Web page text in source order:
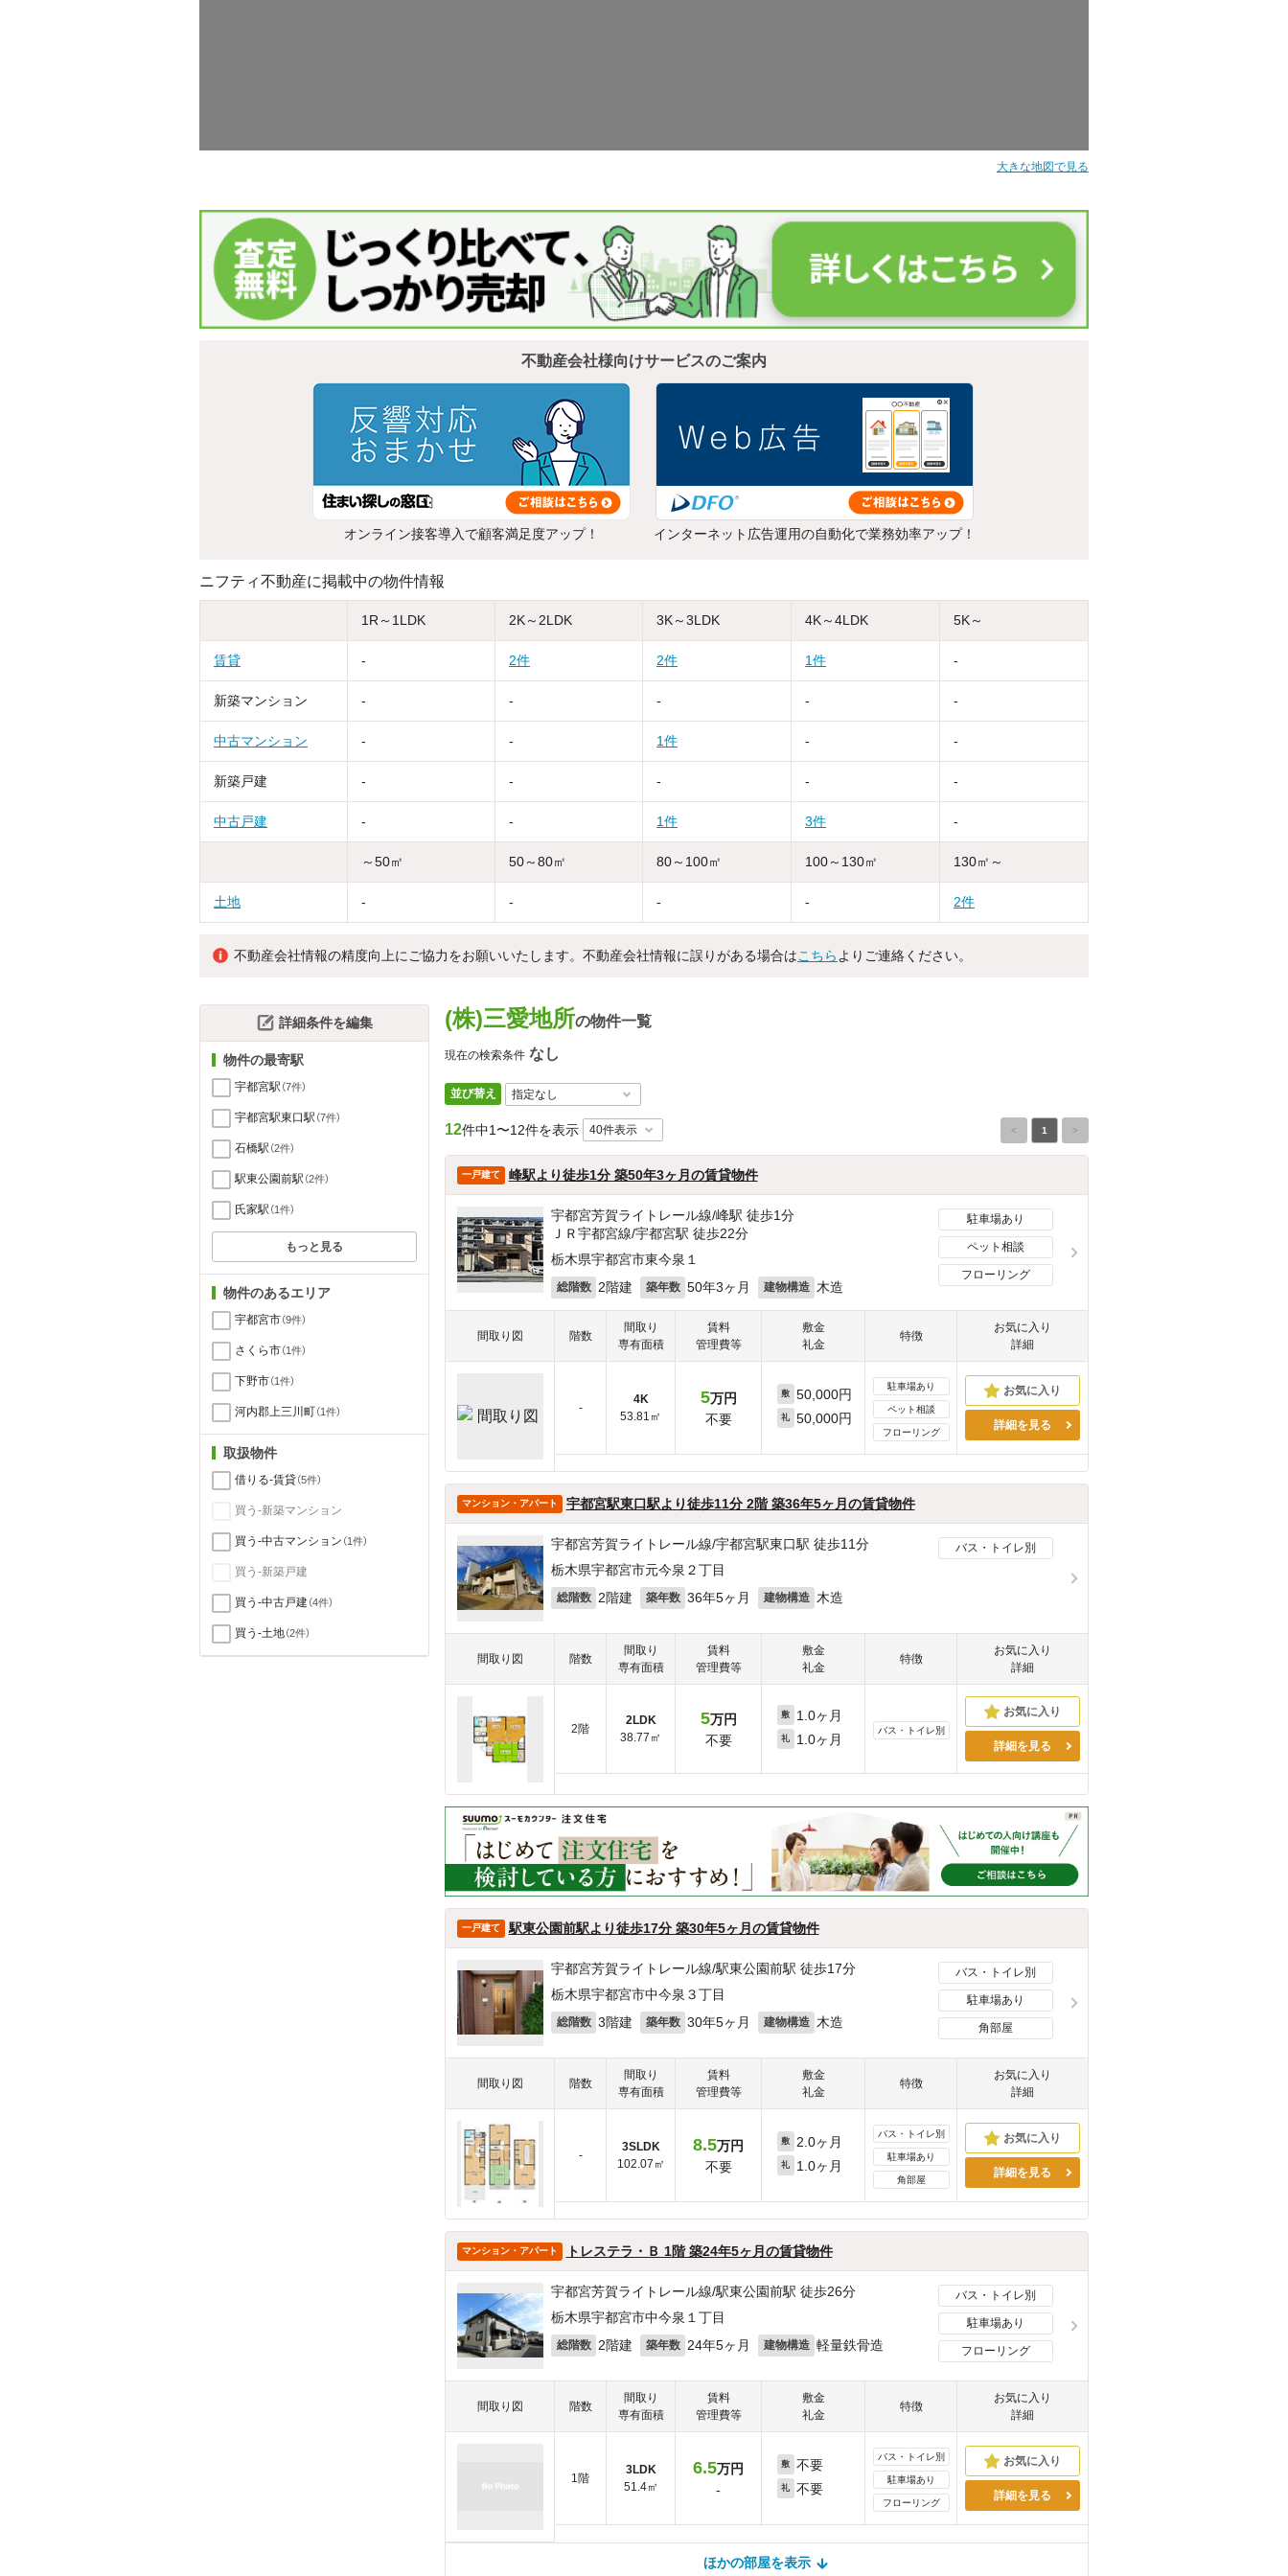
大きな地図で見る
不動産会社様向けサービスのご案内
オンライン接客導入で顧客満足度アップ！ インターネット広告運用の自動化で業務効率アップ！
ニフティ不動産に掲載中の物件情報
1R～1LDK 2K～2LDK 3K～3LDK 4K～4LDK 5K～
賃貸 - 2件 2件 1件 -
新築マンション - - - - -
中古マンション - - 1件 - -
新築戸建 - - - - -
中古戸建 - - 1件 3件 -
～50㎡ 50～80㎡ 80～100㎡ 100～130㎡ 130㎡～
土地 - - - - 2件
不動産会社情報の精度向上にご協力をお願いいたします。不動産会社情報に誤りがある場合はこちら よりご連絡ください。
(株)三愛地所の物件一覧
現在の検索条件 なし
並び替え
12件中1〜12件を表示 < 1 >
一戸建て 峰駅より徒歩1分 築50年3ヶ月の賃貸物件
宇都宮芳賀ライトレール線/峰駅 徒歩1分
ＪＲ宇都宮線/宇都宮駅 徒歩22分
栃木県宇都宮市東今泉１
総階数 2階建 築年数 50年3ヶ月 建物構造 木造
駐車場あり
ペット相談
フローリング
間取り図 階数
間取り
専有面積
賃料
管理費等
敷金
礼金
特徴
お気に入り
詳細
-
4K
53.81㎡
5万円
不要
敷 50,000円
礼 50,000円
駐車場あり
ペット相談
フローリング
詳細を見る
マンション・アパート 宇都宮駅東口駅より徒歩11分 2階 築36年5ヶ月の賃貸物件
宇都宮芳賀ライトレール線/宇都宮駅東口駅 徒歩11分
栃木県宇都宮市元今泉２丁目
総階数 2階建 築年数 36年5ヶ月 建物構造 木造
バス・トイレ別
間取り図 階数
間取り
専有面積
賃料
管理費等
敷金
礼金
特徴
お気に入り
詳細
2階
2LDK
38.77㎡
5万円
不要
敷 1.0ヶ月
礼 1.0ヶ月
バス・トイレ別
詳細を見る
一戸建て 駅東公園前駅より徒歩17分 築30年5ヶ月の賃貸物件
宇都宮芳賀ライトレール線/駅東公園前駅 徒歩17分
栃木県宇都宮市中今泉３丁目
総階数 3階建 築年数 30年5ヶ月 建物構造 木造
バス・トイレ別
駐車場あり
角部屋
間取り図 階数
間取り
専有面積
賃料
管理費等
敷金
礼金
特徴
お気に入り
詳細
-
3SLDK
102.07㎡
8.5万円
不要
敷 2.0ヶ月
礼 1.0ヶ月
バス・トイレ別
駐車場あり
角部屋
詳細を見る
マンション・アパート トレステラ・Ｂ 1階 築24年5ヶ月の賃貸物件
宇都宮芳賀ライトレール線/駅東公園前駅 徒歩26分
栃木県宇都宮市中今泉１丁目
総階数 2階建 築年数 24年5ヶ月 建物構造 軽量鉄骨造
バス・トイレ別
駐車場あり
フローリング
間取り図 階数
間取り
専有面積
賃料
管理費等
敷金
礼金
特徴
お気に入り
詳細
1階
3LDK
51.4㎡
6.5万円
-
敷 不要
礼 不要
バス・トイレ別
駐車場あり
フローリング
詳細を見る
ほかの部屋を表示
詳細条件を編集
物件の最寄駅
宇都宮駅 （7件）
宇都宮駅東口駅 （7件）
石橋駅 （2件）
駅東公園前駅 （2件）
氏家駅 （1件）
もっと見る
物件のあるエリア
宇都宮市（9件）
さくら市（1件）
下野市（1件）
河内郡上三川町（1件）
取扱物件
借りる-賃貸（5件）
買う-新築マンション
買う-中古マンション （1件）
買う-新築戸建
買う-中古戸建（4件）
買う-土地（2件）